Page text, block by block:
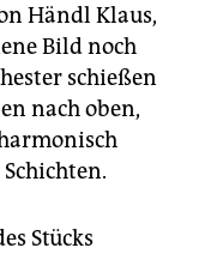
Händl Klaus,
Bild noch
schießen
nach oben,
Stücks